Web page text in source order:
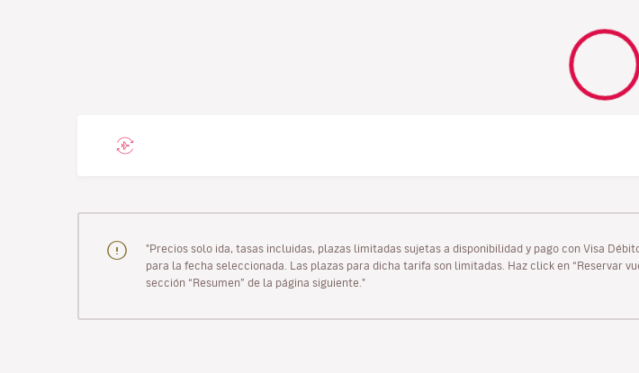
"Precios solo ida, tasas incluidas, plazas limitadas sujetas a disponibilidad y pago con Visa
para la fecha seleccionada. Las plazas para dicha tarifa son limitadas. Haz click en “Reservar
sección “Resumen” de la página siguiente."